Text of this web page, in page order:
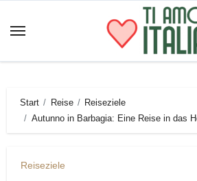
Inhalt
Start Reise
Reiseziele
Autunno in Barbagia: Eine Reise in das
Reiseziele